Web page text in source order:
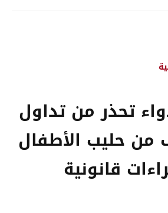
تحذر من تداول
من حليب الأطفال
قانونية